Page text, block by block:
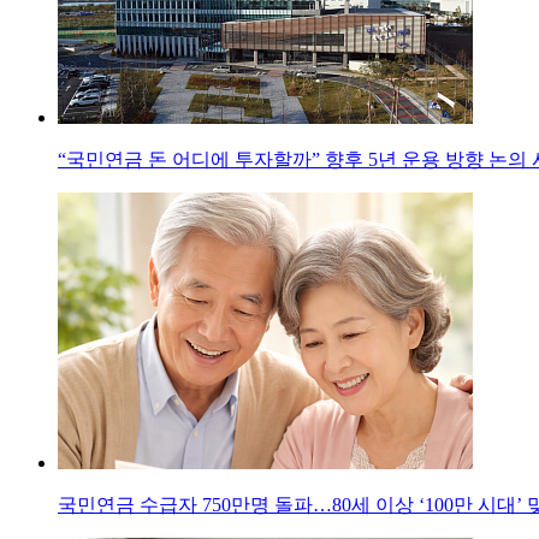
“국민연금 돈 어디에 투자할까” 향후 5년 운용 방향 논의
국민연금 수급자 750만명 돌파…80세 이상 ‘100만 시대’